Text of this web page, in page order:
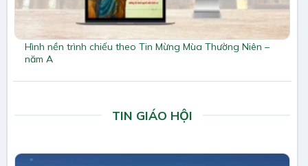
Hình nền trình chiếu theo Tin Mừng Mùa Thường Niên –
năm A
TIN GIÁO HỘI